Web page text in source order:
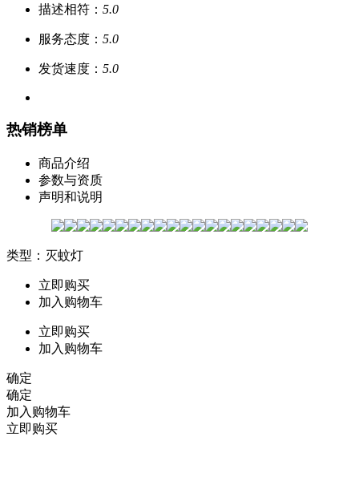
描述相符： 5.0
服务态度： 5.0
发货速度： 5.0
热销榜单
商品介绍
参数与资质
声明和说明
类型：灭蚊灯
立即购买
加入购物车
立即购买
加入购物车
确定
确定
加入购物车
立即购买